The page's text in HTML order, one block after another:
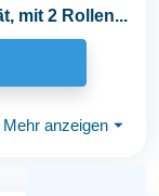
mit 2 Rollen...
Mehr anzeigen ⏷